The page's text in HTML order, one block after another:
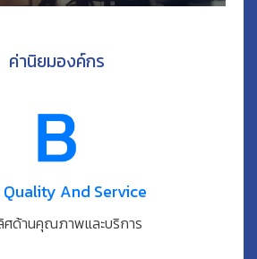
ค่านิยมองค์กร
And Service
ศด้านคุณภาพและบริการ